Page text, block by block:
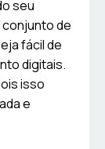
seu
de
fácil de
digitais.
isso
e